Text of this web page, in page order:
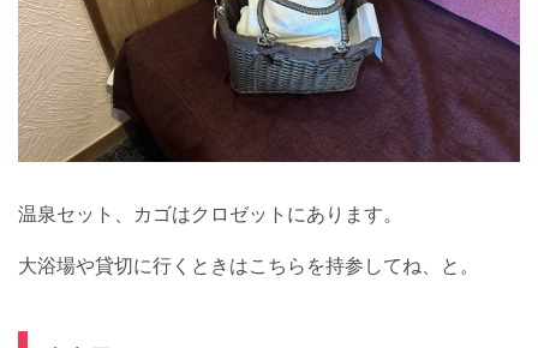
温泉セット、カゴはクロゼットにあります。
大浴場や貸切に行くときはこちらを持参してね、と。